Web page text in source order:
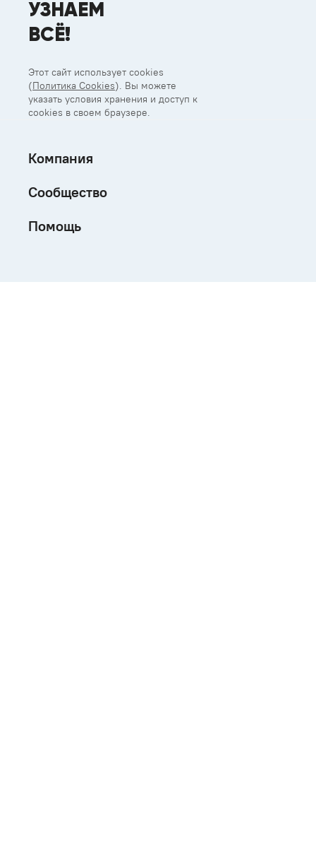
УЗНАЕМ
ВСЁ!
Этот сайт использует cookies
(Политика Cookies). Вы можете
указать условия хранения и доступ к
cookies в своем браузере.
Компания
Сообщество
Помощь